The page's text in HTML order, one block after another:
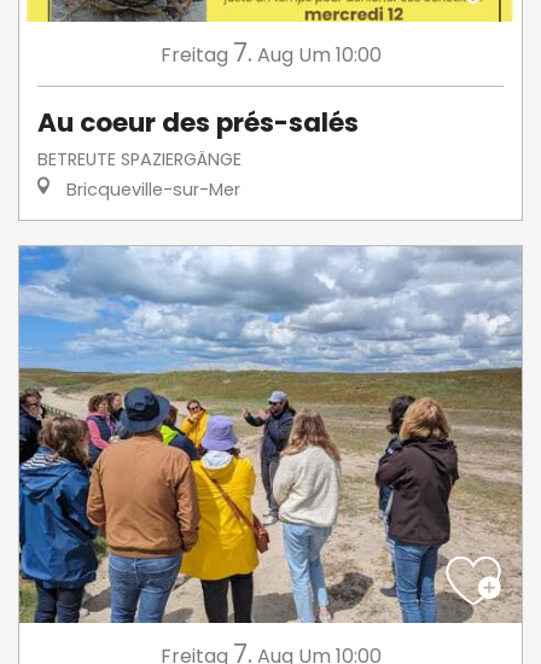
Freitag 7. Aug Um 10:00
Au coeur des prés-salés
BETREUTE SPAZIERGÄNGE
Bricqueville-sur-Mer
Freitag 7. Aug Um 10:00